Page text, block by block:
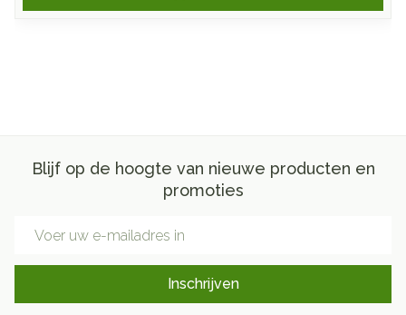
Blijf op de hoogte van nieuwe producten en
promoties
Inschrijven